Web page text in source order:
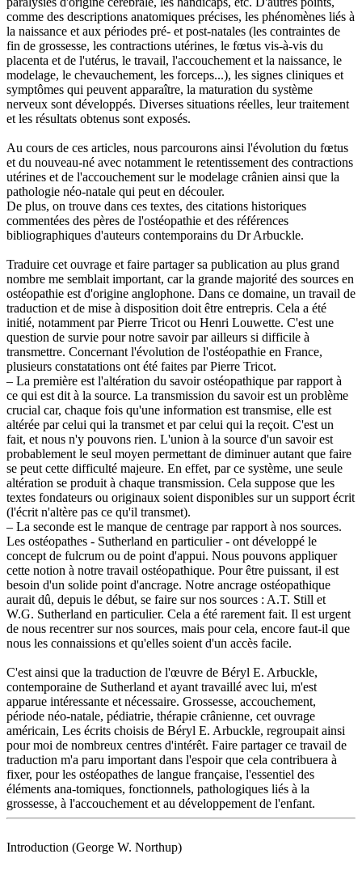
comme des descriptions anatomiques précises, les phénomènes liés à
la naissance et aux périodes pré- et post-natales (les contraintes de
fin de grossesse, les contractions utérines, le fœtus vis-à-vis du
placenta et de l'utérus, le travail, l'accouchement et la naissance, le
modelage, le chevauchement, les forceps...), les signes cliniques et
symptômes qui peuvent apparaître, la maturation du système
nerveux sont développés. Diverses situations réelles, leur traitement
et les résultats obtenus sont exposés.
Au cours de ces articles, nous parcourons ainsi l'évolution du fœtus
et du nouveau-né avec notamment le retentissement des contractions
utérines et de l'accouchement sur le modelage crânien ainsi que la
pathologie néo-natale qui peut en découler.
De plus, on trouve dans ces textes, des citations historiques
commentées des pères de l'ostéopathie et des références
bibliographiques d'auteurs contemporains du Dr Arbuckle.
Traduire cet ouvrage et faire partager sa publication au plus grand
nombre me semblait important, car la grande majorité des sources en
ostéopathie est d'origine anglophone. Dans ce domaine, un travail de
traduction et de mise à disposition doit être entrepris. Cela a été
initié, notamment par Pierre Tricot ou Henri Louwette. C'est une
question de survie pour notre savoir par ailleurs si difficile à
transmettre. Concernant l'évolution de l'ostéopathie en France,
plusieurs constatations ont été faites par Pierre Tricot.
– La première est l'altération du savoir ostéopathique par rapport à
ce qui est dit à la source. La transmission du savoir est un problème
crucial car, chaque fois qu'une information est transmise, elle est
altérée par celui qui la transmet et par celui qui la reçoit. C'est un
fait, et nous n'y pouvons rien. L'union à la source d'un savoir est
probablement le seul moyen permettant de diminuer autant que faire
se peut cette difficulté majeure. En effet, par ce système, une seule
altération se produit à chaque transmission. Cela suppose que les
textes fondateurs ou originaux soient disponibles sur un support écrit
(l'écrit n'altère pas ce qu'il transmet).
– La seconde est le manque de centrage par rapport à nos sources.
Les ostéopathes - Sutherland en particulier - ont développé le
concept de fulcrum ou de point d'appui. Nous pouvons appliquer
cette notion à notre travail ostéopathique. Pour être puissant, il est
besoin d'un solide point d'ancrage. Notre ancrage ostéopathique
aurait dû, depuis le début, se faire sur nos sources : A.T. Still et
W.G. Sutherland en particulier. Cela a été rarement fait. Il est urgent
de nous recentrer sur nos sources, mais pour cela, encore faut-il que
nous les connaissions et qu'elles soient d'un accès facile.
C'est ainsi que la traduction de l'œuvre de Béryl E. Arbuckle,
contemporaine de Sutherland et ayant travaillé avec lui, m'est
apparue intéressante et nécessaire. Grossesse, accouchement,
période néo-natale, pédiatrie, thérapie crânienne, cet ouvrage
américain, Les écrits choisis de Béryl E. Arbuckle, regroupait ainsi
pour moi de nombreux centres d'intérêt. Faire partager ce travail de
traduction m'a paru important dans l'espoir que cela contribuera à
fixer, pour les ostéopathes de langue française, l'essentiel des
éléments ana-tomiques, fonctionnels, pathologiques liés à la
grossesse, à l'accouchement et au développement de l'enfant.
Introduction (George W. Northup)